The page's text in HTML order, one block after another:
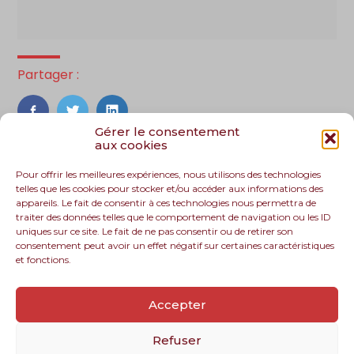
Gérer le consentement
aux cookies
Pour offrir les meilleures expériences, nous utilisons des technologies
telles que les cookies pour stocker et/ou accéder aux informations des
appareils. Le fait de consentir à ces technologies nous permettra de
traiter des données telles que le comportement de navigation ou les ID
uniques sur ce site. Le fait de ne pas consentir ou de retirer son
consentement peut avoir un effet négatif sur certaines caractéristiques
et fonctions.
Accepter
Refuser
Partager :
FaceBook
TwitterLinkedIn
Footer